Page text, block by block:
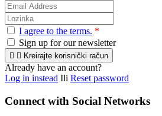
I agree to the terms. *
Sign up for our newsletter
  Kreirajte korisnički račun
Already have an account?
Log in instead Ili Reset password
Connect with Social Networks